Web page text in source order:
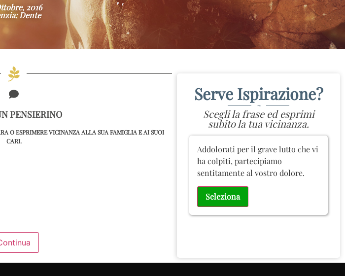
2016
Dente
PENSIERINO
O ESPRIMERE VICINANZA ALLA SUA FAMIGLIA E AI SUOI
CARI.
Serve Ispirazione?
~
Scegli la frase ed esprimi
subito la tua vicinanza.
Addolorati per il grave lutto che vi
ha colpiti, partecipiamo
sentitamente al vostro dolore.
Seleziona